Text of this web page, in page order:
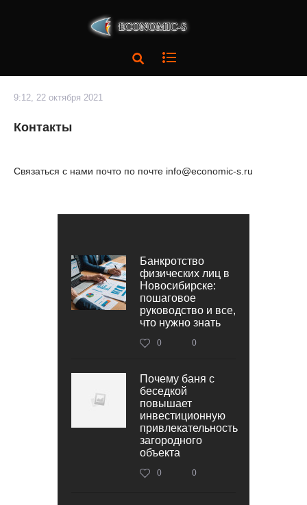
9:12, 22 октября 2021
Контакты
Связаться с нами почто по почте info@economic-s.ru
Банкротство
физических лиц в
Новосибирске:
пошаговое
руководство и все,
что нужно знать
0 0
Почему баня с
беседкой
повышает
инвестиционную
привлекательность
загородного
объекта
0 0